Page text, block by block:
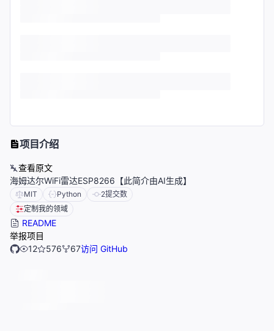
项目介绍
查看原文
海姆达尔WiFi雷达ESP8266【此简介由AI生成】
MIT Python 2提交数
定制我的领域
README
举报项目
12
576 67访问 GitHub